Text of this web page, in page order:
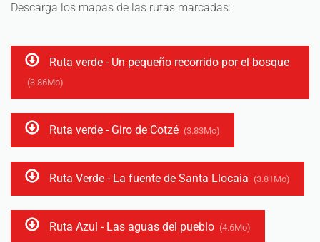
Descarga los mapas de las rutas marcadas:
Ruta verde - Un pequeño recorrido por el bosque
(3.86Mo)
Ruta verde - Giro de Cotzé (3.83Mo)
Ruta Verde - La fuente de Santa Llocaia (3.81Mo)
Ruta Azul - Las aguas del pueblo (4.6Mo)